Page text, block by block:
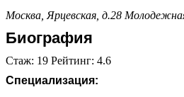
Москва, Ярцевская, д.28
Биография
Стаж: 19 Рейтинг: 4.6
Специализация: